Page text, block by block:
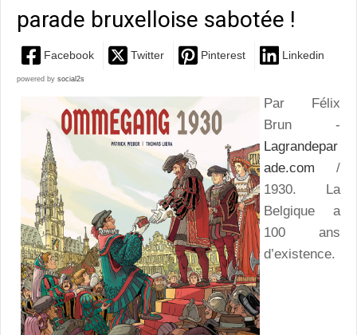
parade bruxelloise sabotée !
Facebook Twitter Pinterest Linkedin
powered by social2s
Par Félix
Brun -
Lagrandepar
ade.com /
1930. La
Belgique a
100 ans
d’existence.